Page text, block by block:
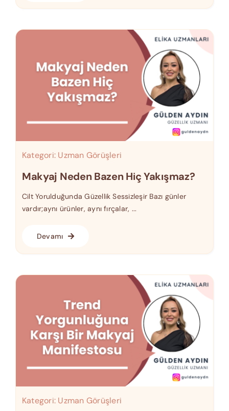
Kategori: Uzman Görüşleri
Makyaj Neden Bazen Hiç Yakışmaz?
Cilt Yorulduğunda Güzellik Sessizleşir Bazı günler
vardır;aynı ürünler, aynı fırçalar, ...
Devamı
Kategori: Uzman Görüşleri